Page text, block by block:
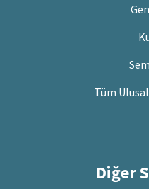
Tüm
Diğer